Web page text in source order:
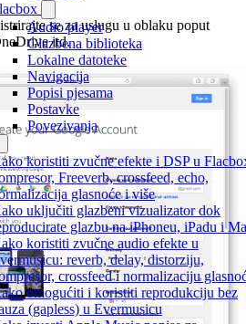
Audio player
Glazbena biblioteka
Lokalne datoteke
Navigacija
Popisi pjesama
Postavke
Povezivanja
koristiti zvučne efekte i DSP u
Freeverb, crossfeed, echo,
glasnoće i više
uključiti glazbeni vizualizator dok
glazbu na iPhoneu, iPadu i
koristiti zvučne audio efekte u
reverb, delay, distorziju,
crossfeed i normalizaciju
omogućiti i koristiti reprodukciju bez
(gapless) u Evermusicu
se za uslugu u oblaku poput
itd.